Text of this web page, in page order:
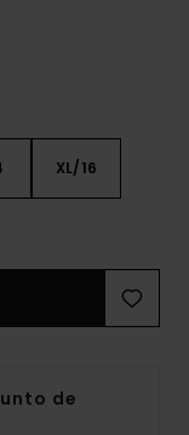
XL/16
de